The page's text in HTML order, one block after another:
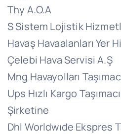
Thy A.O.A
S Sistem Lojistik
Havaş Havaalanları Yer
Çelebi Hava Servisi A.Ş
Mng Havayolları
Ups Hızlı Kargo
Şirketine
Dhl Worldwıde Ekspres